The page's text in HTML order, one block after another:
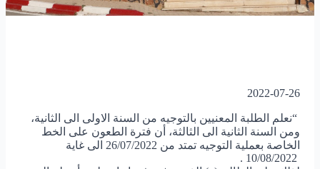
2022-07-26
“نعلم الطلبة المعنيين بالتوجيه من السنة الاولى الى الثانية،
ومن السنة الثانية الى الثالثة، أن فترة الطعون على الخط
الخاصة بعملية التوجيه تمتد من 26/07/2022 الى غاية